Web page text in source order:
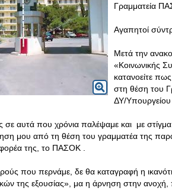
Γραμματεία
Αγαπητοί
Μετά την
«Κοινωνικής
κατανοείτε
στη θέση του
ΔΥ/Υπουργείου
σε αυτά που χρόνια παλέψαμε και με στίγμα
μου από τη θέση του γραμματέα της
της, το ΠΑΣΟΚ .
που περνάμε, δε θα καταγραφή η
της εξουσίας», μα η άρνηση στην ανοχή,